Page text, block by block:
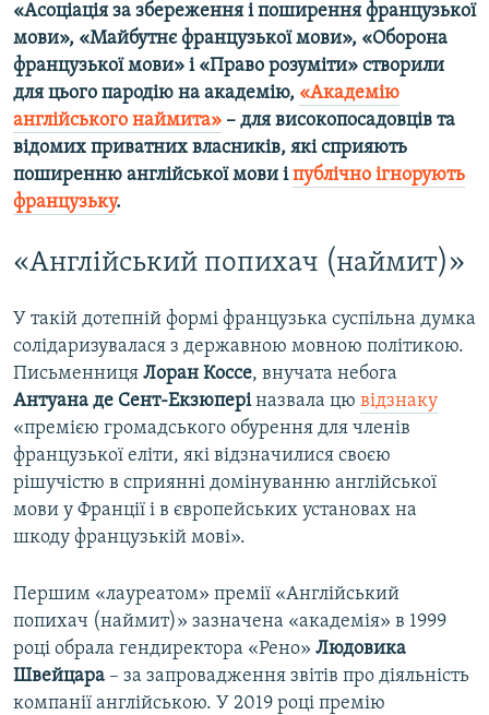
«Асоціація за збереження і поширення французької
мови», «Майбутнє французької мови», «Оборона
французької мови» і «Право розуміти» створили
для цього пародію на академію, «Академію
англійського наймита» – для високопосадовців та
відомих приватних власників, які сприяють
поширенню англійської мови іпублічно ігнорують
французьку.
«Англійський попихач (наймит)»
У такій дотепній формі французька суспільна думка
солідаризувалася з державною мовною політикою.
Письменниця Лоран Коссе, внучата небога
Антуана де Сент-Екзюперіназвала цю відзнаку
«премією громадського обурення для членів
французької еліти, які відзначилися своєю
рішучістю в сприянні домінуванню англійської
мови у Франції і в європейських установах на
шкоду французькій мові».
Першим «лауреатом» премії «Англійський
попихач (наймит)» зазначена «академія» в 1999
році обрала гендиректора «Рено» Людовика
Швейцара – за запровадження звітів про діяльність
компанії англійською. У 2019 році премію